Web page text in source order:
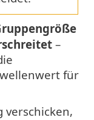
–
für
verschicken,